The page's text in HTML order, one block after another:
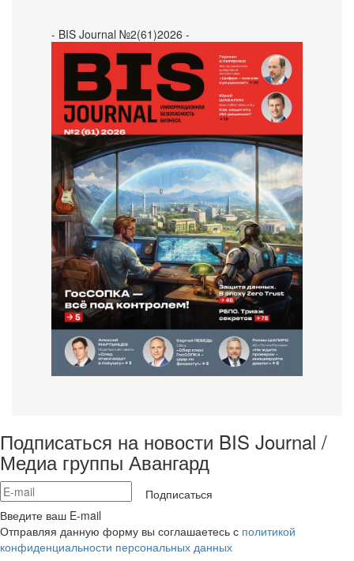
- BIS Journal №2(61)2026 -
Подписаться на новости BIS Journal /
Медиа группы Авангард
Подписаться
Введите ваш E-mail
Отправляя данную форму вы соглашаетесь с политикой
конфиденциальности персональных данных